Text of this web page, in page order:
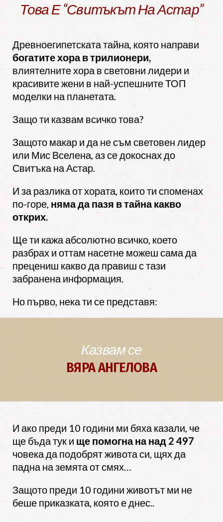
Това Е “Свитъкът На Астар”
Древноегипетската тайна, която направи
богатите хора в трилионери,
влиятелните хора в световни лидери и
красивите жени в най-успешните ТОП
моделки на планетата.
Защо ти казвам всичко това?
Защото макар и да не съм световен лидер
или Мис Вселена, аз се докоснах до
Свитъка на Астар.
И за разлика от хората, които ти споменах
по-горе,няма да пазя в тайна какво
открих.
Ще ти кажа абсолютно всичко, което
разбрах и оттам насетне можеш сама да
прецениш какво да правиш с тази
забранена информация.
Но първо, нека ти се представя:
Казвам се
ВЯРА АНГЕЛОВА
И ако преди 10 години ми бяха казали, че
ще бъда тук и ще помогна на над 2 497
човека да подобрят живота си, щях да
падна на земята от смях…
Защото преди 10 години животът ми не
беше приказката, която е днес..